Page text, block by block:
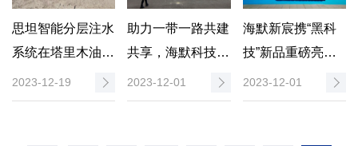
思坦智能分层注水
系统在塔里木油田
5010.8米深井顺利
运行
2023-12-19
助力一带一路共建
共享，海默科技精
彩亮相中亚四大行
业展
2023-12-01
海默新宸携“黑科
技”新品重磅亮相
2023中国海洋经
济博览会
2023-12-01